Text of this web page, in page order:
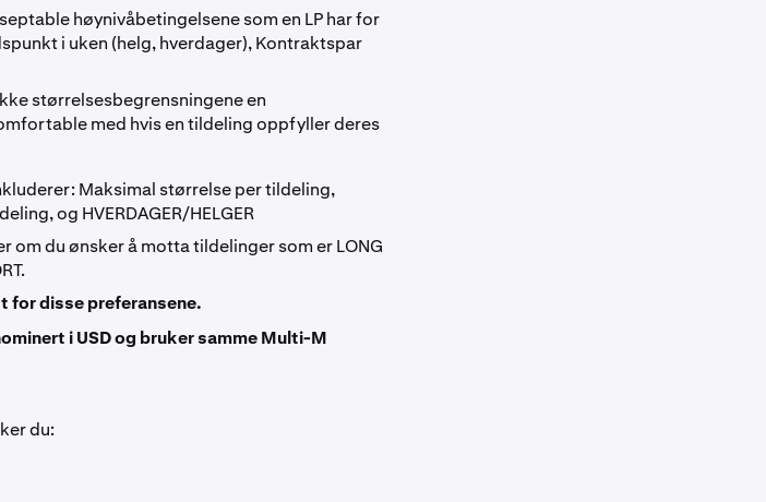
høynivåbetingelsene som en LP har for
i uken (helg, hverdager), Kontraktspar
størrelsesbegrensningene en
med hvis en tildeling oppfyller deres
Maksimal størrelse per tildeling,
og HVERDAGER/HELGER
om du ønsker å motta tildelinger som er LONG
for disse preferansene.
i USD og bruker samme Multi-M
du: